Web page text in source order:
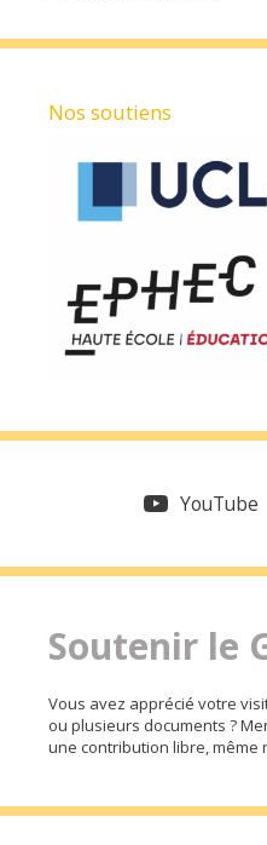
Nos soutiens
YouTube
Soutenir le
Vous avez apprécié votre
ou plusieurs documents ?
une contribution libre, même